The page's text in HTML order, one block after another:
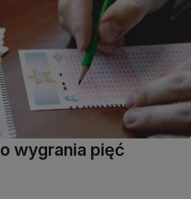
wygrania pięć